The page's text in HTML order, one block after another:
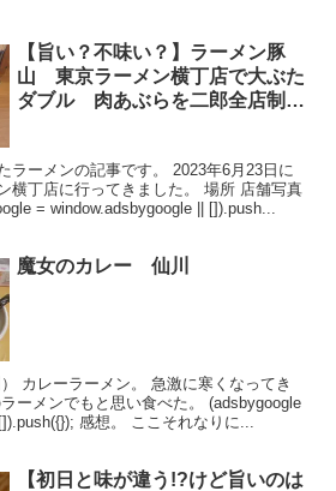
【旨い？不味い？】ラーメン豚
山 東京ラーメン横丁店で大ぶた
ダブル 肉あぶらを二郎全店制覇
ラーメンの記事です。 2023年6月23日に
横丁店に行ってきました。 場所 店舗写真
= window.adsbygoogle || []).push...
魔女のカレー 仙川
カレーラーメン。 急激に寒くなってき
ーメンでもと思い食べた。 (adsbygoogle
感想。 ここそれなりに...
【初日と味が違う!?けど旨いのは